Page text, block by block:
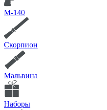
М-140
Скорпион
Мальвина
Наборы